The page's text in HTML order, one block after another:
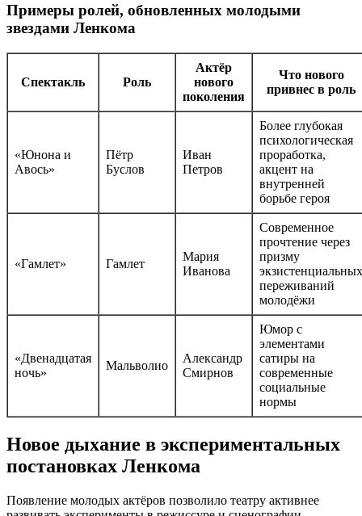
Примеры ролей, обновленных молодыми
звездами Ленкома
Спектакль Роль
Актёр
нового
поколения
Что нового
привнес в роль
«Юнона и
Авось»
Пётр
Буслов
Иван
Петров
Более глубокая
психологическая
проработка,
акцент на
внутренней
борьбе героя
«Гамлет» Гамлет
Мария
Иванова
Современное
прочтение через
призму
экзистенциальных
переживаний
молодёжи
«Двенадцатая
ночь»
Мальволио
Александр
Смирнов
Юмор с
элементами
сатиры на
современные
социальные
нормы
Новое дыхание в экспериментальных
постановках Ленкома
Появление молодых актёров позволило театру активнее